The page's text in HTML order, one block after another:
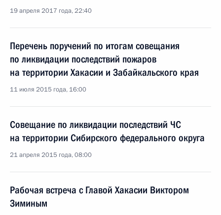
19 апреля 2017 года, 22:40
Перечень поручений по итогам совещания
по ликвидации последствий пожаров
на территории Хакасии и Забайкальского края
11 июля 2015 года, 16:00
Совещание по ликвидации последствий ЧС
на территории Сибирского федерального округа
21 апреля 2015 года, 08:00
Рабочая встреча с Главой Хакасии Виктором
Зиминым